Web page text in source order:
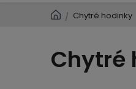
Domů
/ Chytré hodinky
Chytré